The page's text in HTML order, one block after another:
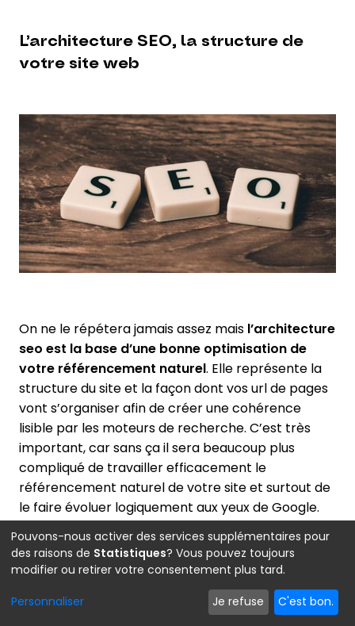
L’architecture SEO, la structure de
votre site web
On ne le répétera jamais assez mais l’architecture
seo est la base d’une bonne optimisation de
votre référencement naturel. Elle représente la
structure du site et la façon dont vos url de pages
vont s’organiser afin de créer une cohérence
lisible par les moteurs de recherche. C’est très
important, car sans ça il sera beaucoup plus
compliqué de travailler efficacement le
référencement naturel de votre site et surtout de
le faire évoluer logiquement aux yeux de Google.
Pour ce qui est du coût d’une architecture, c’est
assez variable. Il dépendant principalement du
temps à passer dessus qui lui-même dépendra de
l’étendue de votre activité et de la concurrence
sur votre marché. Pour vous donner un ordre
Pouvons-nous activer des services supplémentaires pour
des raisons de Statistiques? Vous pouvez toujours
modifier ou retirer votre consentement plus tard.
Personnaliser Je refuse C'est bon.